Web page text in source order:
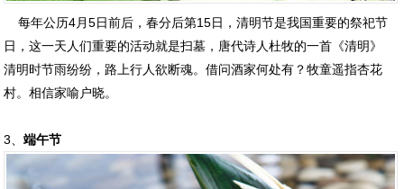
每年公历4月5日前后，春分后第15日，清明节是我国重要的祭祀节
日，这一天人们重要的活动就是扫墓，唐代诗人杜牧的一首《清明》
清明时节雨纷纷，路上行人欲断魂。借问酒家何处有？牧童遥指杏花
村。相信家喻户晓。
3、端午节